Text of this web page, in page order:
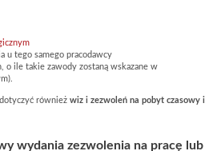
u tego samego pracodawcy
o ile takie zawody zostaną wskazane w
również wiz i zezwoleń na pobyt czasowy i
wydania zezwolenia na pracę lub